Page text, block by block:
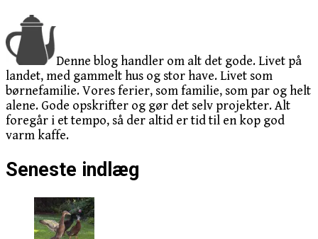
Denne blog handler om alt det gode. Livet på
landet, med gammelt hus og stor have. Livet som
børnefamilie. Vores ferier, som familie, som par og helt
alene. Gode opskrifter og gør det selv projekter. Alt
foregår i et tempo, så der altid er tid til en kop god
varm kaffe.
Seneste indlæg